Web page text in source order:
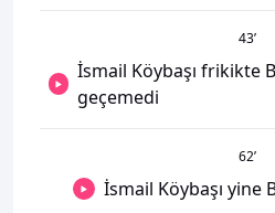
43’
İsmail Köybaşı frikikte
geçemedi
62’
İsmail Köybaşı yine